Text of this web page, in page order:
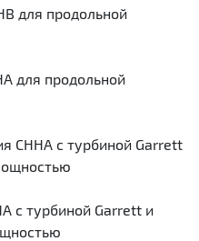
для продольной
для продольной
CHHA с турбиной Garrett
с турбиной Garrett и